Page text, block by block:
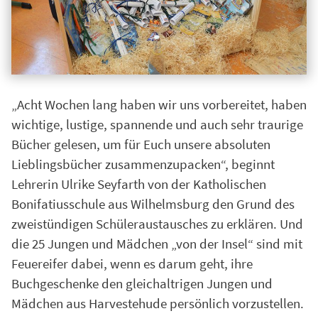
„Acht Wochen lang haben wir uns vorbereitet, haben
wichtige, lustige, spannende und auch sehr traurige
Bücher gelesen, um für Euch unsere absoluten
Lieblingsbücher zusammenzupacken“, beginnt
Lehrerin Ulrike Seyfarth von der Katholischen
Bonifatiusschule aus Wilhelmsburg den Grund des
zweistündigen Schüleraustausches zu erklären. Und
die 25 Jungen und Mädchen „von der Insel“ sind mit
Feuereifer dabei, wenn es darum geht, ihre
Buchgeschenke den gleichaltrigen Jungen und
Mädchen aus Harvestehude persönlich vorzustellen.